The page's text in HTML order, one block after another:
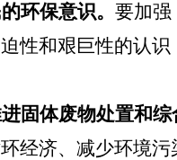
环保意识。 要加强
性和艰巨性的认
固体废物处置和综
经济、减少环境